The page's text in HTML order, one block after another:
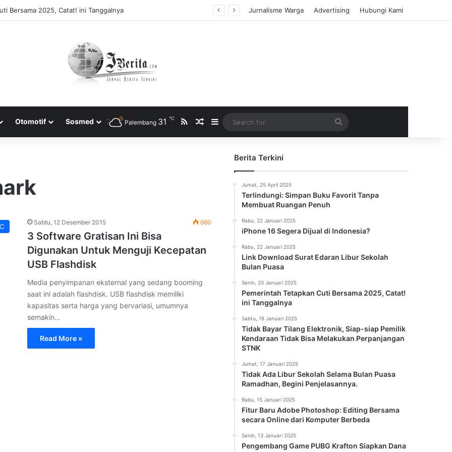
Bersama 2025, Catat! ini Tanggalnya Jurnalisme Warga Advertising Hubungi Kami
Otomotif Sosmed Palembang 31 ℃ RSSRandom Article
Sidebar
for
Sabtu, 12 Desember 2015 660
3 Software Gratisan Ini Bisa
Digunakan Untuk Menguji Kecepatan
USB Flashdisk
Media penyimpanan eksternal yang sedang booming
saat ini adalah flashdisk. USB flashdisk memiliki
kapasitas serta harga yang bervariasi, umumnya
semakin…
Read More »
Berita Terkini
Jumat, 25 April 2025
Terlindungi: Simpan Buku Favorit Tanpa
Membuat Ruangan Penuh
Rabu, 22 Januari 2025
iPhone 16 Segera Dijual di Indonesia?
Rabu, 22 Januari 2025
Link Download Surat Edaran Libur Sekolah
Bulan Puasa
Senin, 20 Januari 2025
Pemerintah Tetapkan Cuti Bersama 2025, Catat!
ini Tanggalnya
Sabtu, 18 Januari 2025
Tidak Bayar Tilang Elektronik, Siap-siap Pemilik
Kendaraan Tidak Bisa Melakukan Perpanjangan
STNK
Jumat, 17 Januari 2025
Tidak Ada Libur Sekolah Selama Bulan Puasa
Ramadhan, Begini Penjelasannya.
Rabu, 15 Januari 2025
Fitur Baru Adobe Photoshop: Editing Bersama
secara Online dari Komputer Berbeda
Senin, 13 Januari 2025
Pengembang Game PUBG Krafton Siapkan Dana